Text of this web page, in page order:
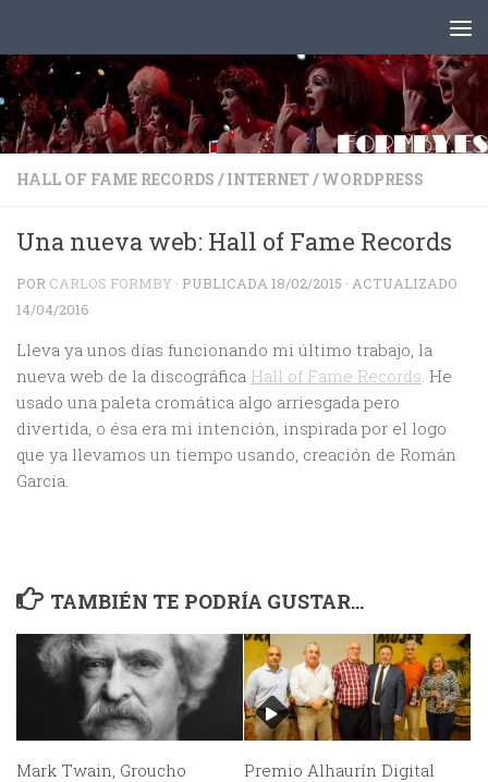
HALL OF FAME RECORDS / INTERNET/ WORDPRESS
Una nueva web: Hall of Fame Records
POR CARLOS FORMBY · PUBLICADA 18/02/2015 · ACTUALIZADO
14/04/2016
Lleva ya unos días funcionando mi último trabajo, la
nueva web de la discográfica Hall of Fame Records. He
usado una paleta cromática algo arriesgada pero
divertida, o ésa era mi intención, inspirada por el logo
que ya llevamos un tiempo usando, creación de Román
García.
TAMBIÉN TE PODRÍA GUSTAR...
Mark Twain, Groucho
Premio Alhaurín Digital